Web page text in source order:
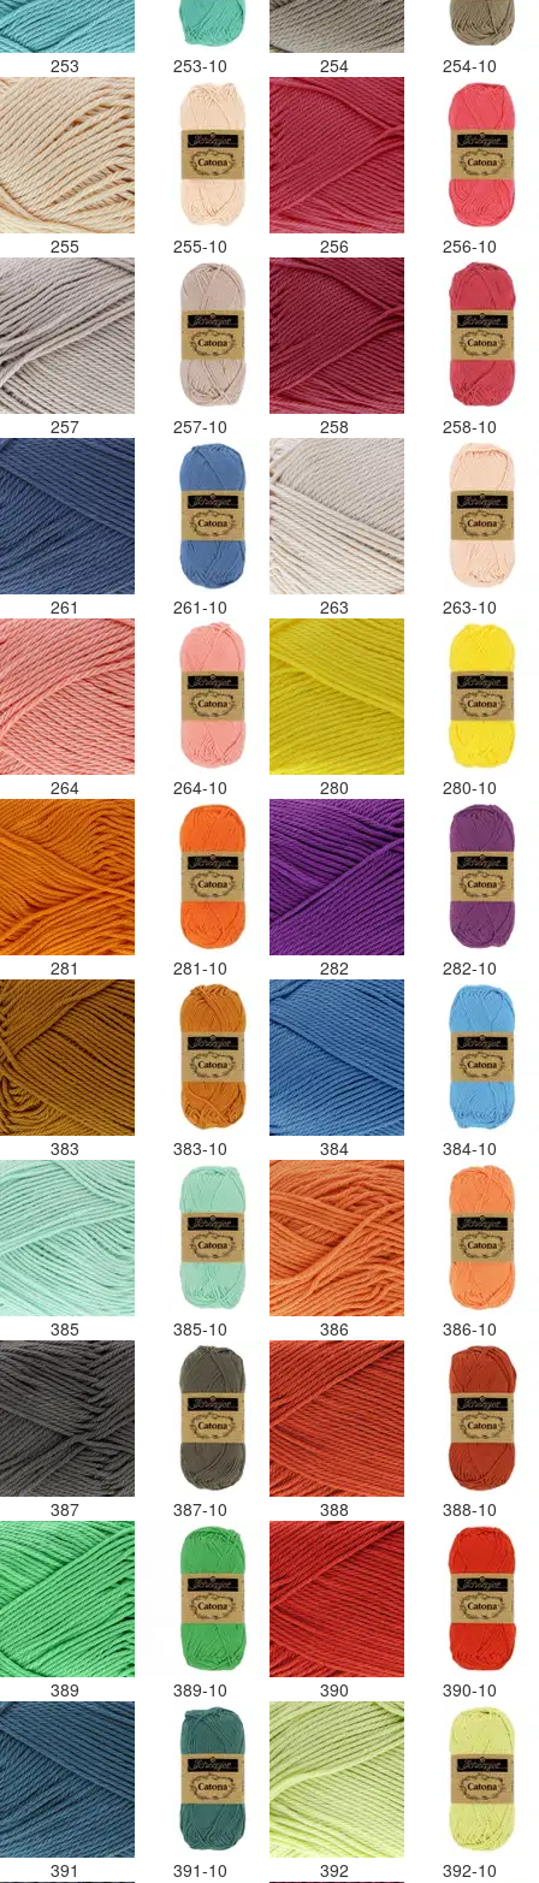
253 253-10 254 254-10
255 255-10 256 256-10
257 257-10 258 258-10
261 261-10 263 263-10
264 264-10 280 280-10
281 281-10 282 282-10
383 383-10 384 384-10
385 385-10 386 386-10
387 387-10 388 388-10
389 389-10 390 390-10
391 391-10 392 392-10